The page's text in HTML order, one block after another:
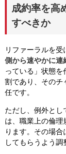
成約率を高
すべきか
リファーラルを
側から速やかに連
っている」状態
割であり、その
任です。
ただし、例外と
は、職業上の倫
ります。その場
してもらうよう調